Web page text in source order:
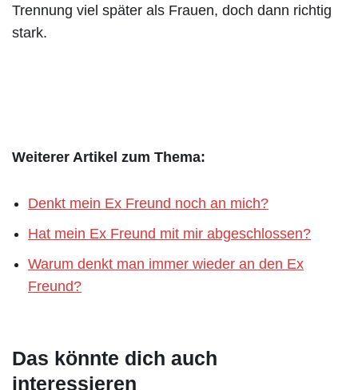
Trennung viel später als Frauen, doch dann richtig
stark.
Weiterer Artikel zum Thema:
Denkt mein Ex Freund noch an mich?
Hat mein Ex Freund mit mir abgeschlossen?
Warum denkt man immer wieder an den Ex
Freund?
Das könnte dich auch
interessieren